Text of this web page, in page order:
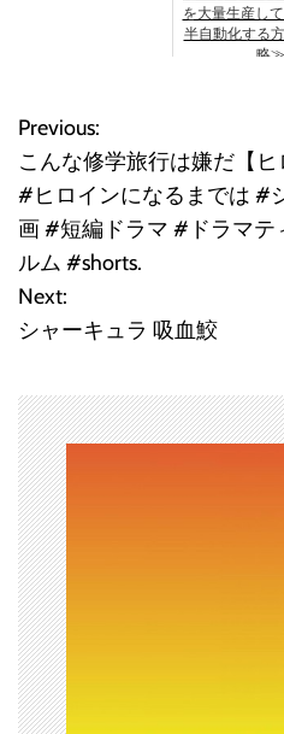
を大量生産し
半自動化する
略≫
投
稿
ナ
ビ
ゲ
ー
シ
ョ
ン
Previous:
こんな修学旅行は嫌だ【ヒ
#ヒロインになるまでは #
画 #短編ドラマ #ドラマテ
ルム #shorts.
Next:
シャーキュラ 吸血鮫